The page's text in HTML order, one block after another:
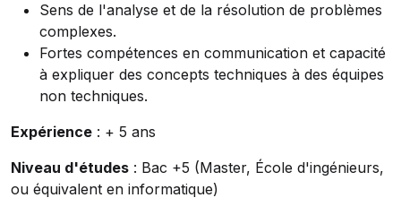
Sens de l'analyse et de la résolution de problèmes
complexes.
Fortes compétences en communication et capacité
à expliquer des concepts techniques à des équipes
non techniques.
Expérience : + 5 ans
Niveau d'études : Bac +5 (Master, École d'ingénieurs,
ou équivalent en informatique)